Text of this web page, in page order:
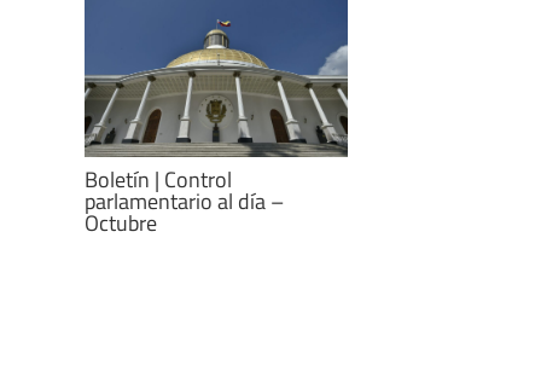
Boletín | Control
parlamentario al día –
Octubre